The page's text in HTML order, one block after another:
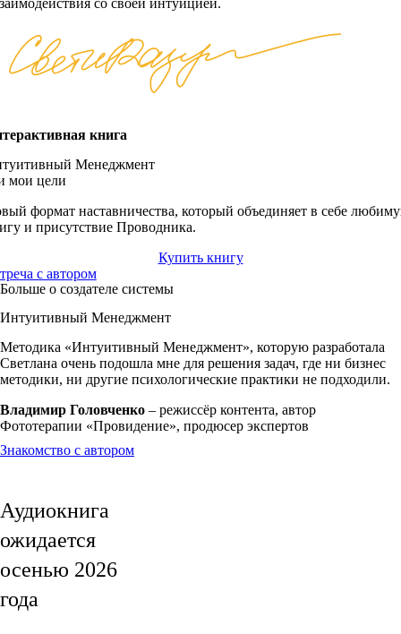
со своей интуицией.
книга
Менеджмент
мои цели
формат наставничества, который объединяет в себе
и присутствие Проводника.
Купить книгу
с автором
Больше о создателе системы
Интуитивный Менеджмент
Методика «Интуитивный Менеджмент», которую разработала
Светлана очень подошла мне для решения задач, где ни бизнес
методики, ни другие психологические практики не подходили.
Владимир Головченко – режиссёр контента, автор
Фототерапии «Провидение», продюсер экспертов
Знакомство с автором
Аудиокнига
ожидается
осенью 2026
года